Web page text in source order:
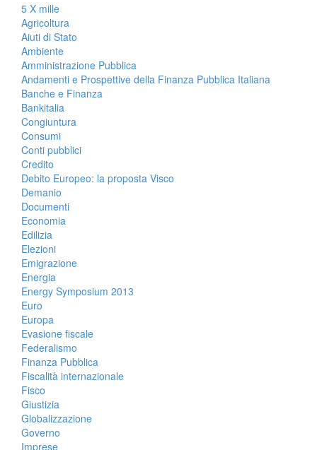
5 X mille
Agricoltura
Aiuti di Stato
Ambiente
Amministrazione Pubblica
Andamenti e Prospettive della Finanza Pubblica Italiana
Banche e Finanza
Bankitalia
Congiuntura
Consumi
Conti pubblici
Credito
Debito Europeo: la proposta Visco
Demanio
Documenti
Economia
Edilizia
Elezioni
Emigrazione
Energia
Energy Symposium 2013
Euro
Europa
Evasione fiscale
Federalismo
Finanza Pubblica
Fiscalità internazionale
Fisco
Giustizia
Globalizzazione
Governo
Imprese